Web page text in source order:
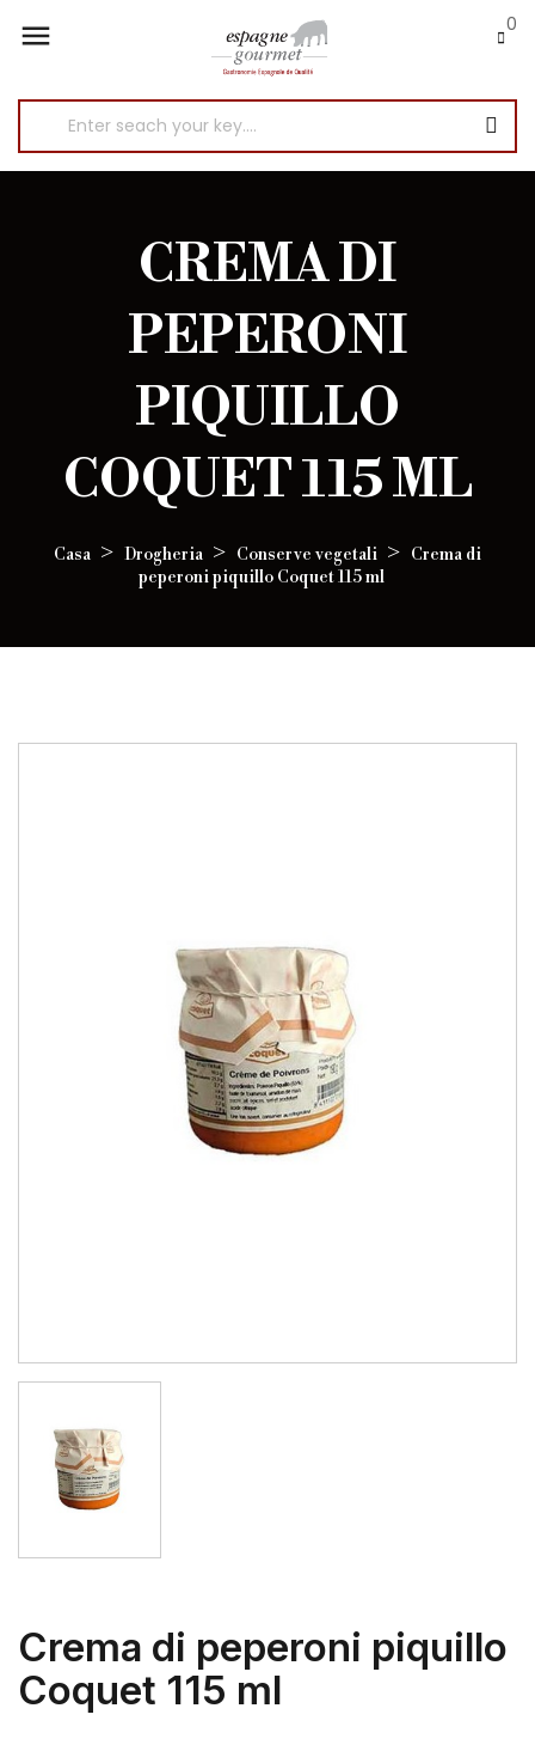
 0
CREMA DI
PEPERONI
PIQUILLO
COQUET 115 ML
Casa Drogheria Conserve vegetali
Crema di
peperoni piquillo Coquet 115 ml
Crema di peperoni piquillo
Coquet 115 ml